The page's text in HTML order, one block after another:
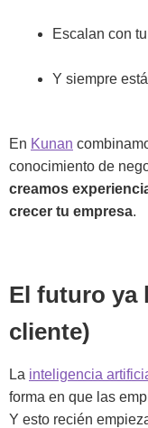
Escalan con
Y siempre
En Kunan
conocimiento de
creamos
crecer tu empresa.
El futuro ya
cliente)
La inteligencia
forma en que las
Y esto recién